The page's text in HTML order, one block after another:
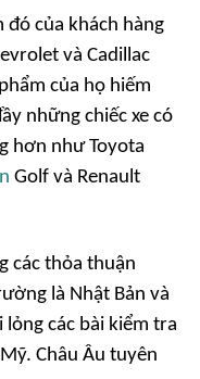
đó của khách hàng
và Cadillac
của họ hiếm
những chiếc xe có
hơn như Toyota
Golf và Renault
các thỏa thuận
là Nhật Bản và
lỏng các bài kiểm tra
Châu Âu tuyên